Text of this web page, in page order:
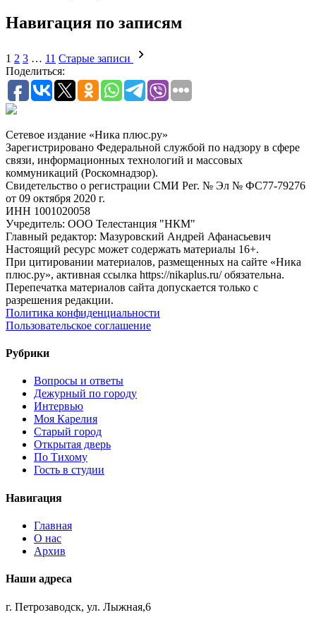
Навигация по записям
1 2 3 … 11 Старые записи
Поделиться:
Сетевое издание «Ника плюс.ру»
Зарегистрировано Федеральной службой по надзору в сфере
связи, информационных технологий и массовых
коммуникаций (Роскомнадзор).
Свидетельство о регистрации СМИ Рег. № Эл № ФС77-79276
от 09 октября 2020 г.
ИНН 1001020058
Учредитель: ООО Телестанция "НКМ"
Главный редактор: Мазуровский Андрей Афанасьевич
Настоящий ресурс может содержать материалы 16+.
При цитировании материалов, размещенных на сайте «Ника
плюс.ру», активная ссылка https://nikaplus.ru/ обязательна.
Перепечатка материалов сайта допускается только с
разрешения редакции.
Политика конфиденциальности
Пользовательское соглашение
Рубрики
Вопросы и ответы
Дежурный по городу
Интервью
Моя Карелия
Старый город
Открытая дверь
По Тихому
Гость в студии
Навигация
Главная
О нас
Архив
Наши адреса
г. Петрозаводск, ул. Лыжная,6